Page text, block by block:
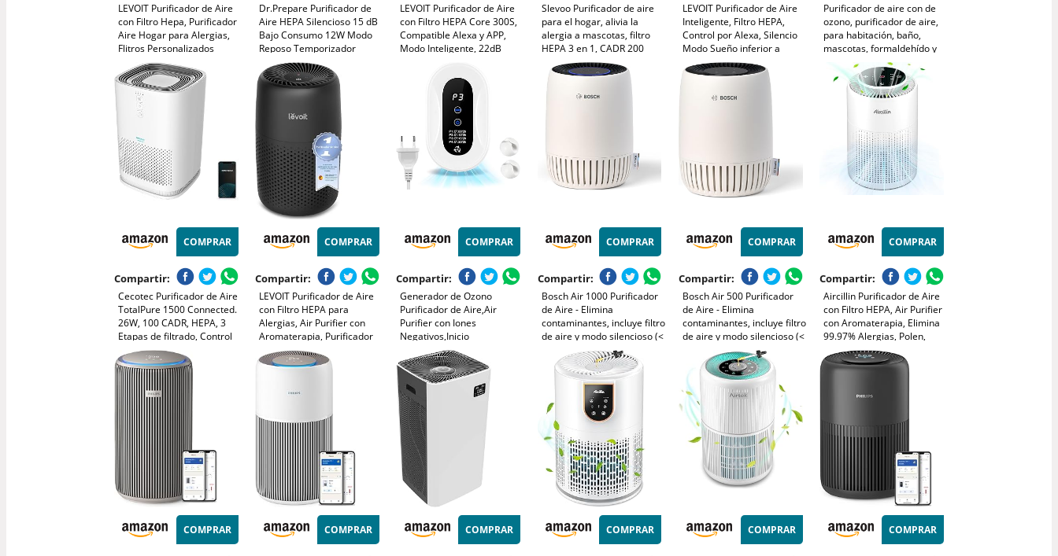
LEVOIT Purificador de Aire
con Filtro Hepa, Purificador
Aire Hogar para Alergias,
Flitros Personalizados
Elimina 99,97% del Polen,
Polvo, Olores de Mascotas,
Modo Sueño y
Temporizador
Dr.Prepare Purificador de
Aire HEPA Silencioso 15 dB
Bajo Consumo 12W Modo
Reposo Temporizador
Elimina 99,97% de Polen,
Polvo, Pelo de Mascotas y
Humo Prefiltro Lavable para
Dormitorios y Oficinas
LEVOIT Purificador de Aire
con Filtro HEPA Core 300S,
Compatible Alexa y APP,
Modo Inteligente, 22dB
Elimina 99.97% de Alergia
Polen Ácaros Humo Pelo de
Mascota, Bajo Consumo
Slevoo Purificador de aire
para el hogar, alivia la
alergia a mascotas, filtro
HEPA 3 en 1, CADR 200
m³/h, modo de suspensión,
elimina pelo de mascotas,
humo y olores, ahorro de
energía (Blanco)
LEVOIT Purificador de Aire
Inteligente, Filtro HEPA,
Control por Alexa, Silencio
Modo Sueño inferior a
24dB, Elimina 99,97% de
Alergia Polen Olor y Caspa
Purificador de aire con de
ozono, purificador de aire,
para habitación, baño,
mascotas, formaldehído y
olores, alta eficiencia -
Blanco
COMPRAR
Compartir:
Cecotec Purificador de Aire
TotalPure 1500 Connected.
26W, 100 CADR, HEPA, 3
Etapas de filtrado, Control
por Wi-fi, 2 Modos de
Funcionamiento, Sensor PM
2,5, Cobertura 40 m3 -
Blanco
COMPRAR
Compartir:
LEVOIT Purificador de Aire
con Filtro HEPA para
Alergias, Air Purifier con
Aromaterapia, Purificador
Aire Silencioso, Bajo
Consumo de Energía de 7W,
COMPRAR
Compartir:
Generador de Ozono
Purificador de Aire,Air
Purifier con Iones
Negativos,Inicio
Desodorizando
Esterilizador de Ozono Para
BañO,con Casa Nueva,con
Organizador de
Cables,Blanco
COMPRAR
Compartir:
Bosch Air 1000 Purificador
de Aire - Elimina
contaminantes, incluye filtro
de aire y modo silencioso (<
25 dB(A)) - para superficies
de hasta 23 m² - con modo
automático - CADR: 100
COMPRAR
Compartir:
Bosch Air 500 Purificador
de Aire - Elimina
contaminantes, incluye filtro
de aire y modo silencioso (<
25 dB(A)) - para
habitaciones de hasta 23 m²
- con puerto de carga USB-
C - CADR: 100 m³/h
COMPRAR
Compartir:
Aircillin Purificador de Aire
con Filtro HEPA, Air Purifier
con Aromaterapia, Elimina
99.97% Alergias, Polen,
Caspa, Humo | 23dB Modo
Sueño Silencioso,
COMPRAR COMPRAR COMPRAR COMPRAR COMPRAR COMPRAR